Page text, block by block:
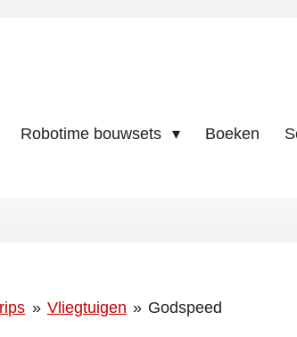
Robotime bouwsets Boeken
» Vliegtuigen » Godspeed